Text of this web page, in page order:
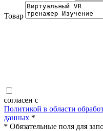
Товар
согласен с
Политикой в области
данных *
* Обязательные поля для